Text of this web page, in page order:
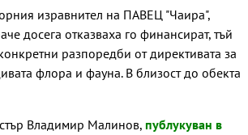
изравнител на ПАВЕЦ "Чаира",
досега отказваха го финансират, тъй
разпоредби от директивата за
флора и фауна. В близост до обекта
Владимир Малинов, публукуван в